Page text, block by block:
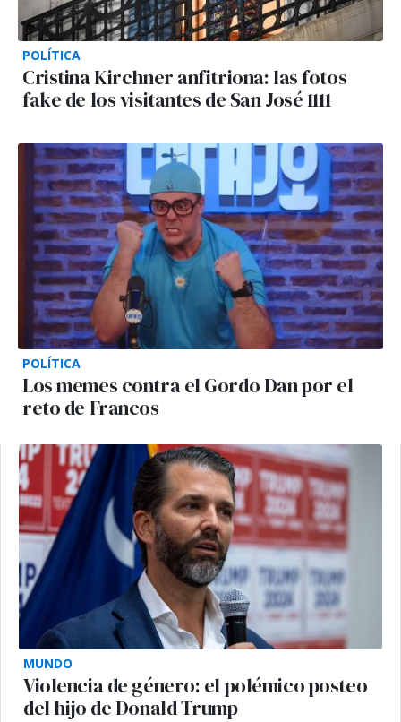
POLÍTICA
Cristina Kirchner anfitriona: las fotos
fake de los visitantes de San José 1111
POLÍTICA
Los memes contra el Gordo Dan por el
reto de Francos
MUNDO
Violencia de género: el polémico posteo
del hijo de Donald Trump